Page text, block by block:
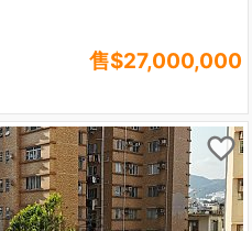
售$27,000,000